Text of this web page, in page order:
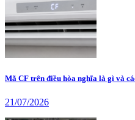
Mã CF trên điều hòa nghĩa là gì và
21/07/2026